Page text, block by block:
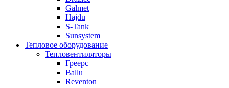
Galmet
Hajdu
S-Tank
Sunsystem
Тепловое оборудование
Тепловентиляторы
Греерс
Ballu
Reventon